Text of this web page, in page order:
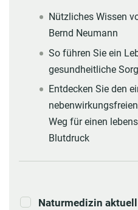
Nützliches Wissen
Bernd Neumann
So führen Sie ein
gesundheitliche
Entdecken Sie den
Weg für einen
Blutdruck
Naturmedizin aktuell